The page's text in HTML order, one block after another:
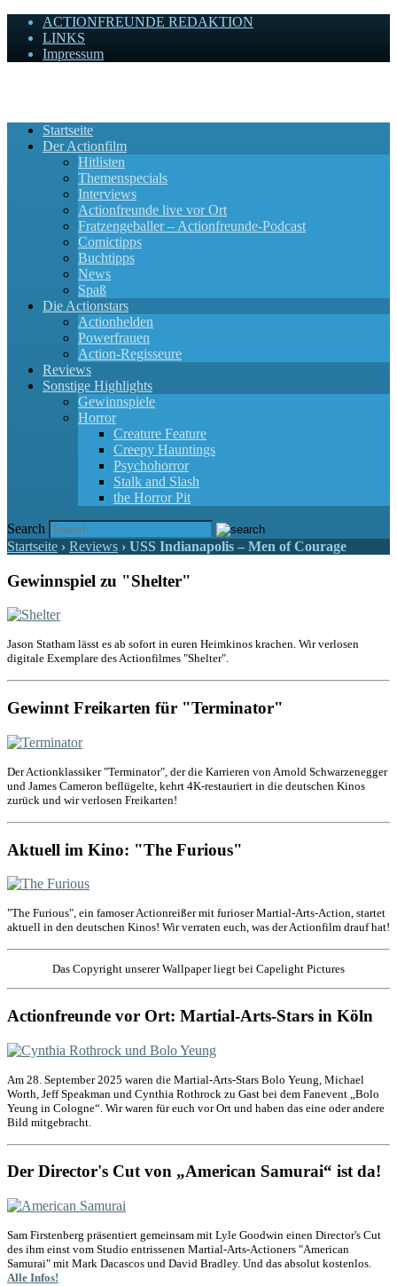
ACTIONFREUNDE REDAKTION
LINKS
Impressum
Startseite
Der Actionfilm
Hitlisten
Themenspecials
Interviews
Actionfreunde live vor Ort
Fratzengeballer – Actionfreunde-Podcast
Comictipps
Buchtipps
News
Spaß
Die Actionstars
Actionhelden
Powerfrauen
Action-Regisseure
Reviews
Sonstige Highlights
Gewinnspiele
Horror
Creature Feature
Creepy Hauntings
Psychohorror
Stalk and Slash
the Horror Pit
Search
Startseite › Reviews › USS Indianapolis – Men of Courage
Gewinnspiel zu "Shelter"
Jason Statham lässt es ab sofort in euren Heimkinos krachen. Wir verlosen
digitale Exemplare des Actionfilmes "Shelter".
Gewinnt Freikarten für "Terminator"
Der Actionklassiker "Terminator", der die Karrieren von Arnold Schwarzenegger
und James Cameron beflügelte, kehrt 4K-restauriert in die deutschen Kinos
zurück und wir verlosen Freikarten!
Aktuell im Kino: "The Furious"
"The Furious", ein famoser Actionreißer mit furioser Martial-Arts-Action, startet
aktuell in den deutschen Kinos! Wir verraten euch, was der Actionfilm drauf hat!
Das Copyright unserer Wallpaper liegt bei Capelight Pictures
Actionfreunde vor Ort: Martial-Arts-Stars in Köln
Am 28. September 2025 waren die Martial-Arts-Stars Bolo Yeung, Michael
Worth, Jeff Speakman und Cynthia Rothrock zu Gast bei dem Fanevent „Bolo
Yeung in Cologne“. Wir waren für euch vor Ort und haben das eine oder andere
Bild mitgebracht.
Der Director's Cut von „American Samurai“ ist da!
Sam Firstenberg präsentiert gemeinsam mit Lyle Goodwin einen Director's Cut
des ihm einst vom Studio entrissenen Martial-Arts-Actioners "American
Samurai" mit Mark Dacascos und David Bradley. Und das absolut kostenlos.
Alle Infos!